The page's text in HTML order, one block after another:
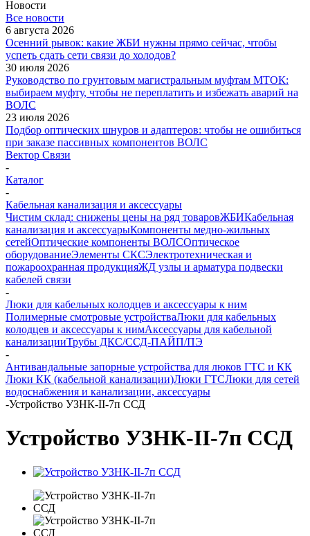
Новости
Все новости
6 августа 2026
Осенний рывок: какие ЖБИ нужны прямо сейчас, чтобы
успеть сдать сети связи до холодов?
30 июля 2026
Руководство по грунтовым магистральным муфтам МТОК:
выбираем муфту, чтобы не переплатить и избежать аварий на
ВОЛС
23 июля 2026
Подбор оптических шнуров и адаптеров: чтобы не ошибиться
при заказе пассивных компонентов ВОЛС
Вектор Связи
-
Каталог
-
Кабельная канализация и аксессуары
Чистим склад: снижены цены на ряд товаровЖБИКабельная
канализация и аксессуарыКомпоненты медно-жильных
сетейОптические компоненты ВОЛСОптическое
оборудованиеЭлементы СКСЭлектротехническая и
пожароохранная продукцияЖД узлы и арматура подвески
кабелей связи
-
Люки для кабельных колодцев и аксессуары к ним
Полимерные смотровые устройстваЛюки для кабельных
колодцев и аксессуары к нимАксессуары для кабельной
канализацииТрубы ДКС/ССД-ПАЙП/ПЭ
-
Антивандальные запорные устройства для люков ГТС и КК
Люки КК (кабельной канализации)Люки ГТСЛюки для сетей
водоснабжения и канализации, аксессуары
-Устройство УЗНК-II-7п ССД
Устройство УЗНК-II-7п ССД